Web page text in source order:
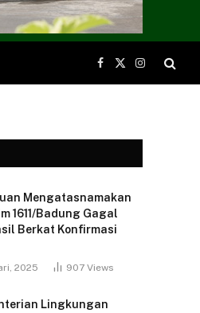
Facebook
X
(Twitter)
Instagram
Mengatasnamakan
1611/Badung Gagal
Berkat Konfirmasi
2025 907 Views
Lingkungan